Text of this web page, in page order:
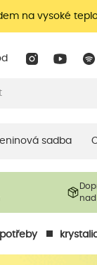
na vysoké
sadba
nad